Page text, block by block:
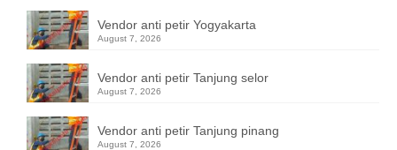
Vendor anti petir Yogyakarta
August 7, 2026
Vendor anti petir Tanjung selor
August 7, 2026
Vendor anti petir Tanjung pinang
August 7, 2026